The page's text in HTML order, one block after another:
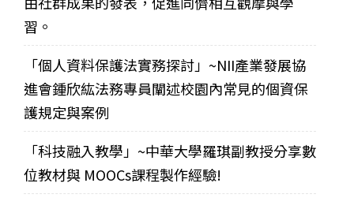
習。
「個人資料保護法實務探討」~NII產業發展協
進會鍾欣紘法務專員闡述校園內常見的個資保
護規定與案例
「科技融入教學」~中華大學羅琪副教授分享數
位教材與 MOOCs課程製作經驗!